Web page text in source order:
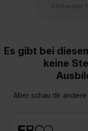
Es gibt bei
keine
Aber schau dir